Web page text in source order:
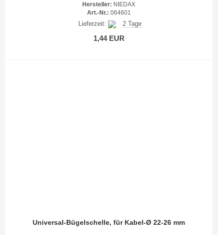
Hersteller: NIEDAX
Art.-Nr.: 064601
Lieferzeit: 2 Tage
1,44 EUR
Universal-Bügelschelle, für Kabel-Ø 22-26 mm